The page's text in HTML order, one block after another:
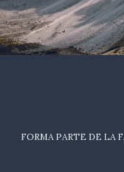
FORMA PARTE DE LA